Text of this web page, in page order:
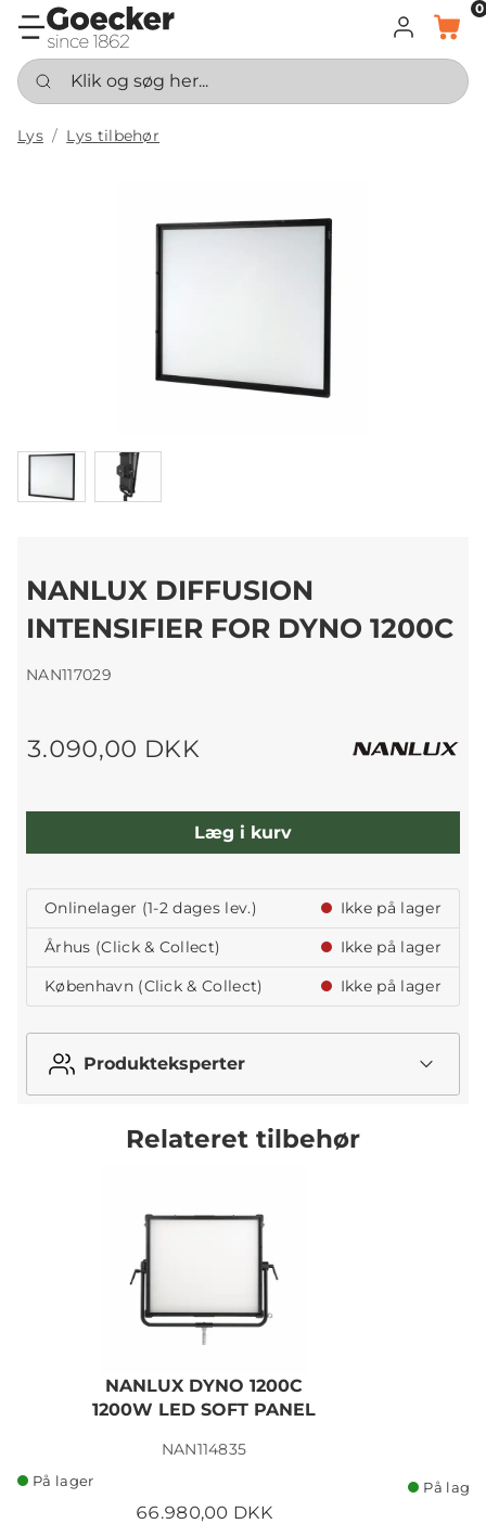
LOG INDKURV
0
Klik og søg her...
Lys Lys tilbehør
NANLUX DIFFUSION
INTENSIFIER FOR DYNO 1200C
NAN117029
3.090,00 DKK
Læg i kurv
Onlinelager (1-2 dages lev.)
Ikke på lager
Århus (Click & Collect)
Ikke på lager
København (Click & Collect)
Ikke på lager
Produkteksperter
Relateret tilbehør
NANLUX DYNO 1200C
1200W LED SOFT PANEL
NAN114835
På lager
66.980,00 DKK
På lager